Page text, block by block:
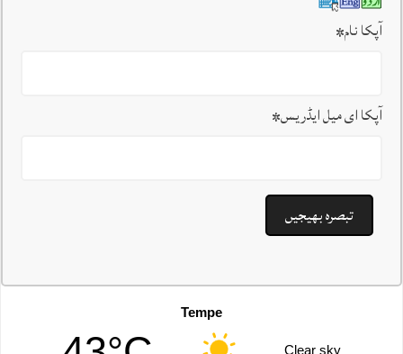
آپکا نام*
آپکا ای میل ایڈریس*
Tempe
Clear sky